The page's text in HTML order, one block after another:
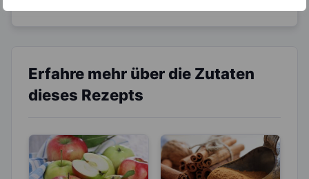
Erfahre mehr über die Zutaten
dieses Rezepts